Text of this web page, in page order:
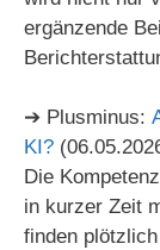
ergänzende
➔ Plusminus:
KI?
Die
in kurzer Zeit
finden